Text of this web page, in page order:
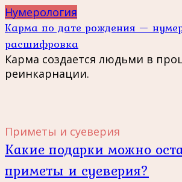
Нумерология
Карма по дате рождения —
расшифровка
Карма создается людьми в
реинкарнации.
Приметы и суеверия
Какие подарки можно
приметы и суеверия?